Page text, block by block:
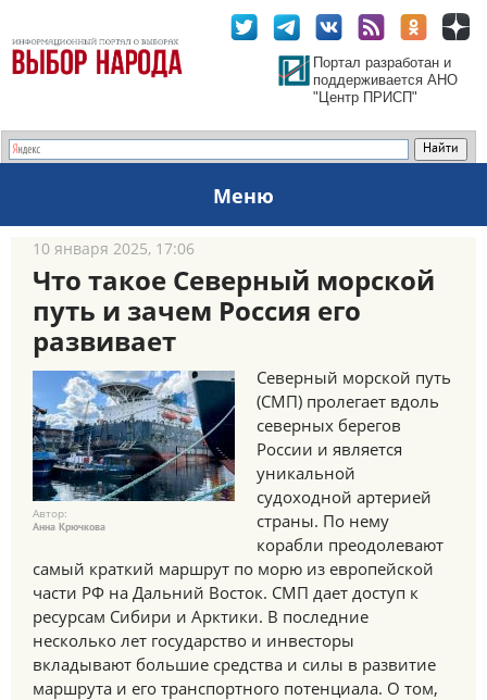
Портал разработан и
поддерживается АНО
"Центр ПРИСП"
Меню
10 января 2025, 17:06
Что такое Северный морской
путь и зачем Россия его
развивает
Автор:
Анна Крючкова
Северный морской путь
(СМП) пролегает вдоль
северных берегов
России и является
уникальной
судоходной артерией
страны. По нему
корабли преодолевают
самый краткий маршрут по морю из европейской
части РФ на Дальний Восток. СМП дает доступ к
ресурсам Сибири и Арктики. В последние
несколько лет государство и инвесторы
вкладывают большие средства и силы в развитие
маршрута и его транспортного потенциала. О том,